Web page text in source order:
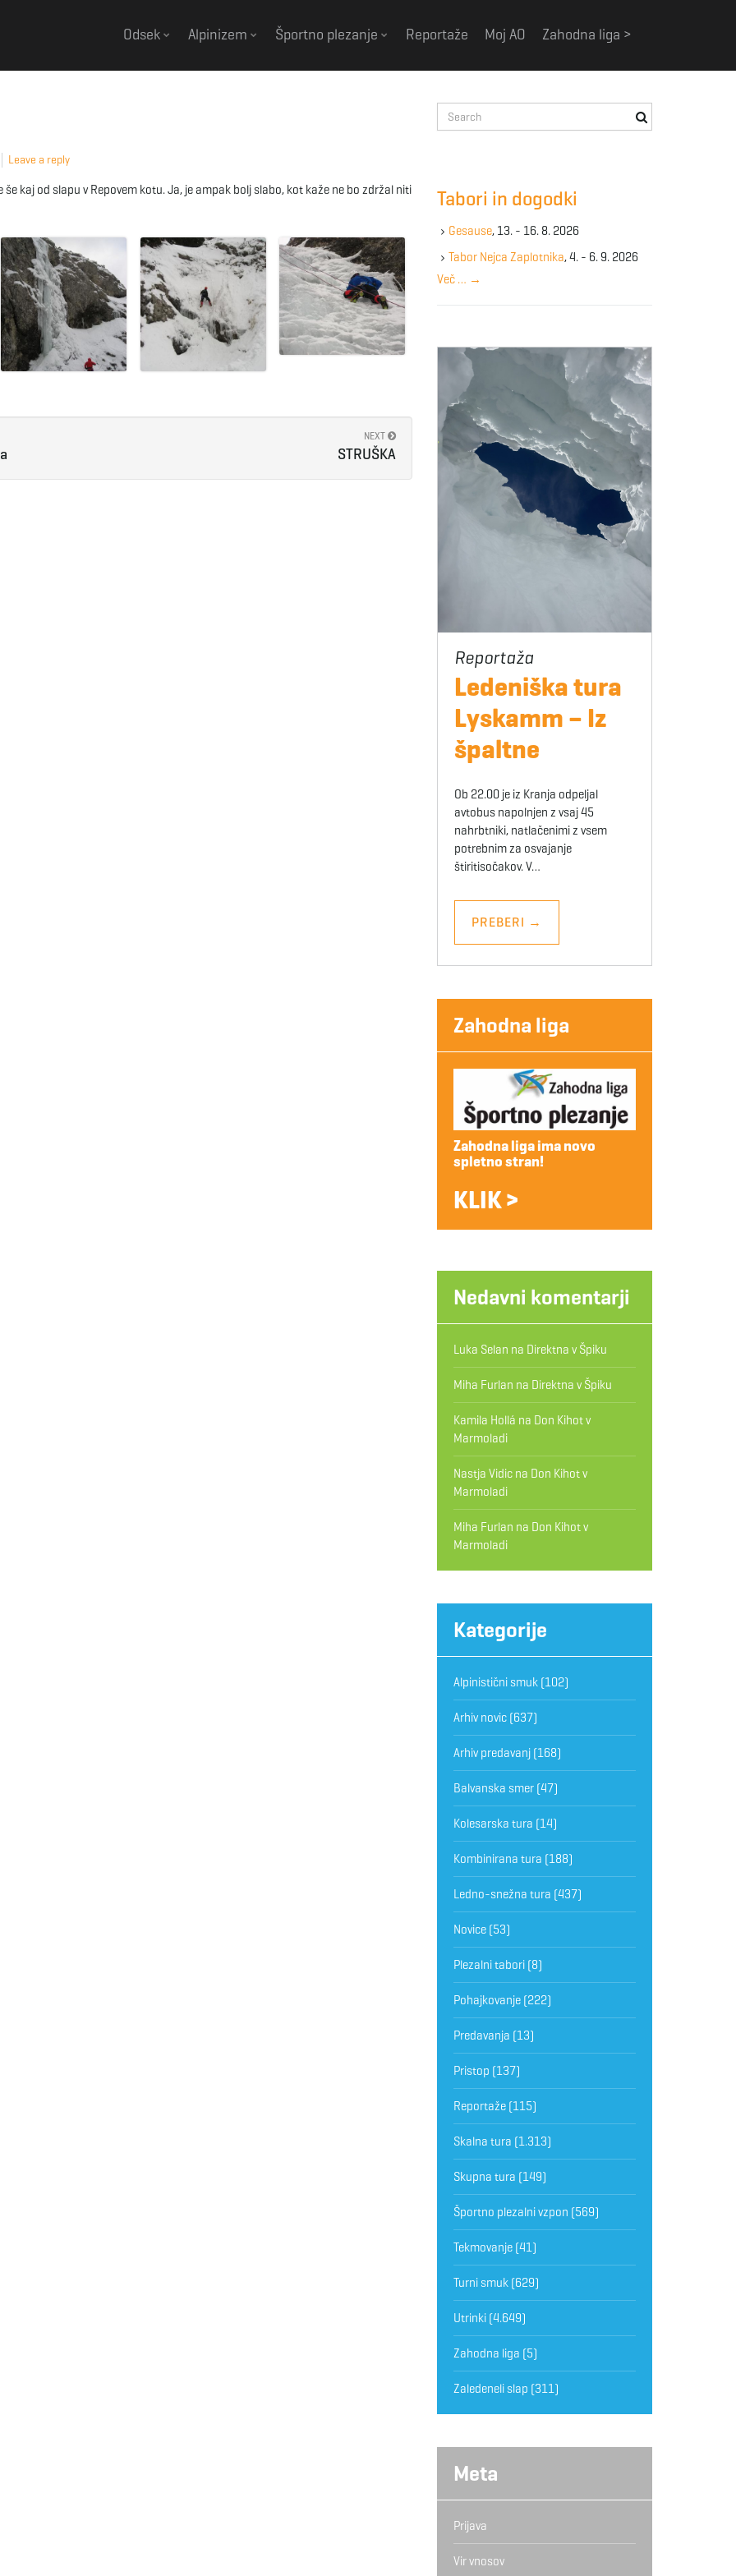
Odsek Alpinizem Športno plezanje Reportaže Moj AO Zahodna liga >
Leave a reply
kaj od slapu v Repovem kotu. Ja, je ampak bolj slabo, kot kaže ne bo zdržal niti
NEXT
STRUŠKA
e
e
y
w
r
Tabori in dogodki
Gesause, 13. - 16. 8. 2026
Tabor Nejca Zaplotnika, 4. - 6. 9. 2026
Več … →
Ledeniška tura
Lyskamm – Iz
špaltne
Ob 22.00 je iz Kranja odpeljal
avtobus napolnjen z vsaj 45
nahrbtniki, natlačenimi z vsem
potrebnim za osvajanje
štiritisočakov. V…
PREBERI →
Zahodna liga
Zahodna liga ima novo
spletno stran!
KLIK >
Nedavni komentarji
Luka Selan na Direktna v Špiku
Miha Furlan na Direktna v Špiku
Kamila Hollá na Don Kihot v
Marmoladi
Nastja Vidicna Don Kihot v
Marmoladi
Miha Furlan na Don Kihot v
Marmoladi
Kategorije
Alpinistični smuk(102)
Arhiv novic(637)
Arhiv predavanj(168)
Balvanska smer(47)
Kolesarska tura (14)
Kombinirana tura (188)
Ledno-snežna tura (437)
Novice(53)
Plezalni tabori(8)
Pohajkovanje(222)
Predavanja (13)
Pristop (137)
Reportaže(115)
Skalna tura (1.313)
Skupna tura (149)
Športno plezalni vzpon (569)
Tekmovanje(41)
Turni smuk(629)
Utrinki(4.649)
Zahodna liga (5)
Zaledeneli slap (311)
Meta
Prijava
Vir vnosov